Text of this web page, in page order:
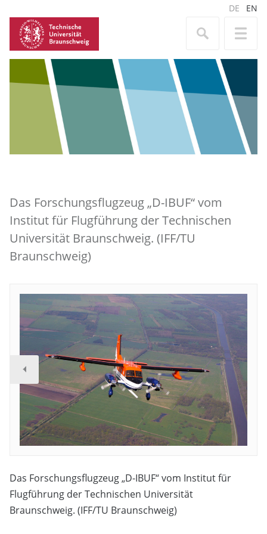
DE EN
Das Forschungsflugzeug „D-IBUF“ vom
Institut für Flugführung der Technischen
Universität Braunschweig. (IFF/TU
Braunschweig)
Das Forschungsflugzeug „D-IBUF“ vom Institut für
Flugführung der Technischen Universität
Braunschweig. (IFF/TU Braunschweig)